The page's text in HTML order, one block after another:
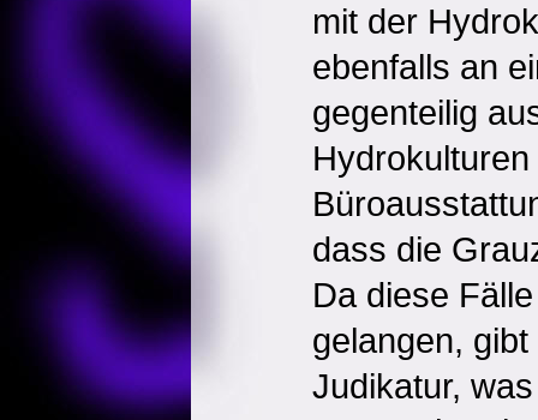
mit der
ebenfalls an
gegenteilig
dass die
Da diese
gelangen,
Judikatur,